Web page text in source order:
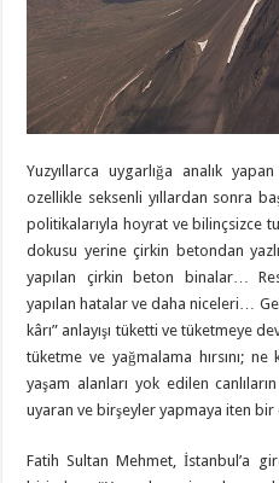
Yuzyıllarca uygarlığa analık
ozellikle seksenli yıllardan sonra
politikalarıyla hoyrat ve bilinçsizce
dokusu yerine çirkin betondan
yapılan çirkin beton binalar…
yapılan hatalar ve daha niceleri…
kârı” anlayışı tüketti ve tüketmeye
tüketme ve yağmalama hırsını; ne
yaşam alanları yok edilen
uyaran ve birşeyler yapmaya iten bir
Fatih Sultan Mehmet, İstanbul’a